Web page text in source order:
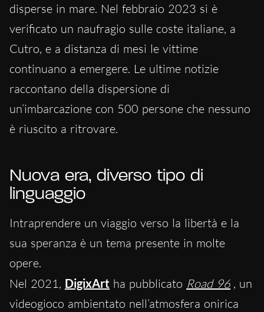
disperse in mare. Nel febbraio 2023 si è
verificato un naufragio sulle coste italiane, a
Cutro, e a distanza di mesi le vittime
continuano a emergere. Le ultime notizie
raccontano della dispersione di
un’imbarcazione con 500 persone che nessuno
è riuscito a ritrovare.
Nuova era, diverso tipo di
linguaggio
Intraprendere un viaggio verso la libertà e la
sua speranza è un tema presente in molte
opere.
Nel 2021, DigixArt ha pubblicato Road 96 , un
videogioco ambientato nell’atmosfera onirica